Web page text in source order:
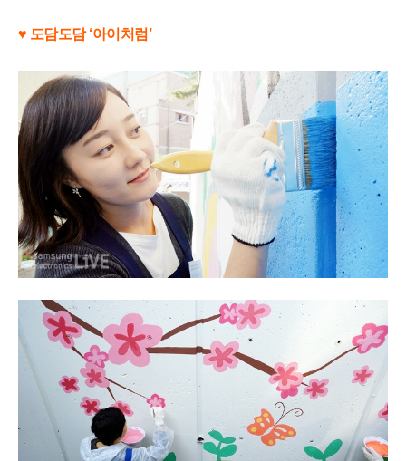
♥ 도담도담 ‘아이처럼’